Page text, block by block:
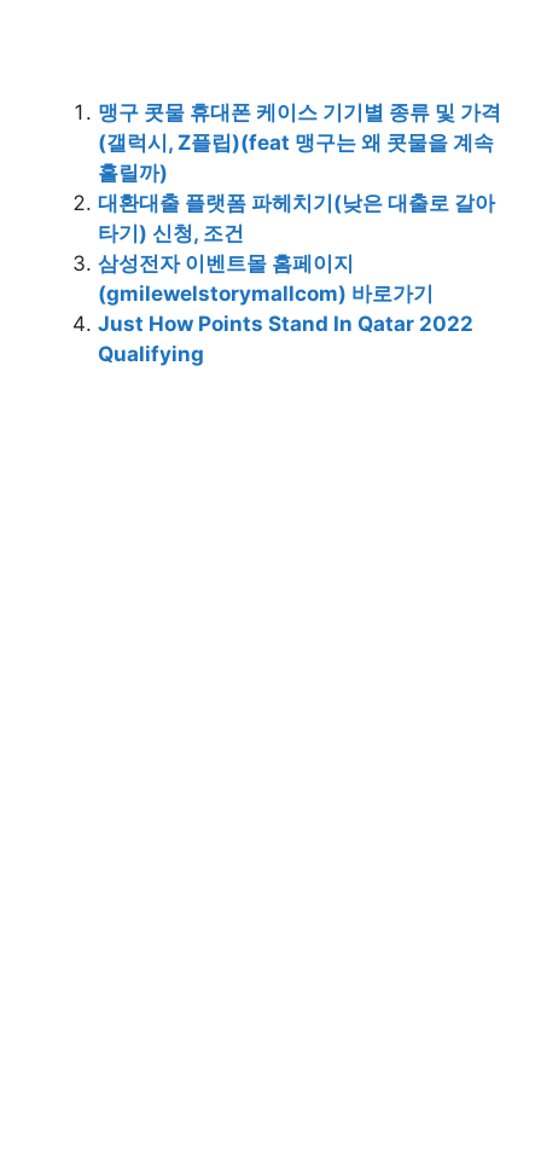
맹구 콧물 휴대폰 케이스 기기별 종류 및 가격
(갤럭시, Z플립)(feat 맹구는 왜 콧물을 계속
흘릴까)
대환대출 플랫폼 파헤치기(낮은 대출로 갈아
타기) 신청, 조건
삼성전자 이벤트몰 홈페이지
(gmilewelstorymallcom) 바로가기
Just How Points Stand In Qatar 2022
Qualifying